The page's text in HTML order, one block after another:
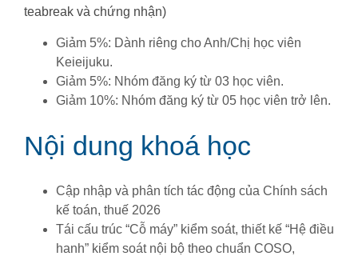
teabreak và chứng nhận)
Giảm 5%: Dành riêng cho Anh/Chị học viên
Keieijuku.
Giảm 5%: Nhóm đăng ký từ 03 học viên.
Giảm 10%: Nhóm đăng ký từ 05 học viên trở lên.
Nội dung khoá học
Cập nhập và phân tích tác động của Chính sách
kế toán, thuế 2026
Tái cấu trúc “Cỗ máy” kiểm soát, thiết kế “Hệ điều
hanh” kiểm soát nội bộ theo chuẩn COSO,